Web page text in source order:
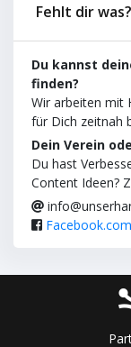
Fehlt dir was?
Du kannst
finden?
Wir arbeiten mit
für Dich zeitnah
Dein Verein
Du hast
Content Ideen?